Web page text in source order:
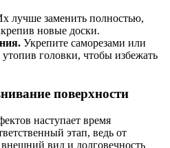
лучше заменить полностью,
новые доски.
Укрепите саморезами или
утопив головки, чтобы избежать
поверхности
наступает время
этап, ведь от
вид и долговечность